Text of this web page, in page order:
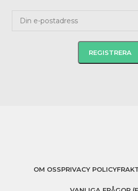
OM OSSPRIVACY POLICY